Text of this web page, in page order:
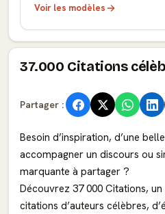
Voir les modèles
37.000 Citations
Partager :
Besoin d’inspiration, d’une
accompagner un discours ou
marquante à partager ?
Découvrez 37 000 Citations,
citations d’auteurs célèbres,